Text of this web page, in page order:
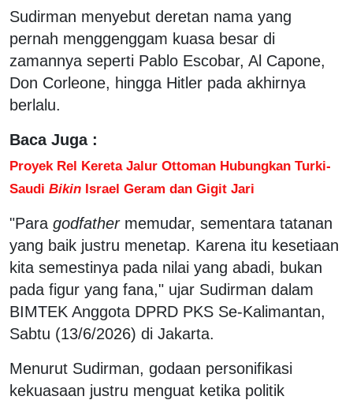
Sudirman menyebut deretan nama yang
pernah menggenggam kuasa besar di
zamannya seperti Pablo Escobar, Al Capone,
Don Corleone, hingga Hitler pada akhirnya
berlalu.
Baca Juga :
Proyek Rel Kereta Jalur Ottoman Hubungkan Turki-
Saudi Bikin Israel Geram dan Gigit Jari
"Para godfathermemudar, sementara tatanan
yang baik justru menetap. Karena itu kesetiaan
kita semestinya pada nilai yang abadi, bukan
pada figur yang fana," ujar Sudirman dalam
BIMTEK Anggota DPRD PKS Se-Kalimantan,
Sabtu (13/6/2026) di Jakarta.
Menurut Sudirman, godaan personifikasi
kekuasaan justru menguat ketika politik